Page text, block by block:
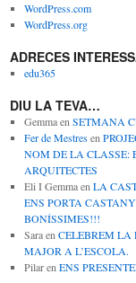
WordPress.com
WordPress.org
ADRECES
edu365
DIU LA TEVA…
Gemmaen SETMANA
Fer de Mestresen
NOM DE LA CLASSE:
ARQUITECTES
Eli I Gemmaen LA
ENS PORTA
BONÍSSIMES!!!
Saraen CELEBREM LA
MAJOR A L’ESCOLA.
Pilaren ENS